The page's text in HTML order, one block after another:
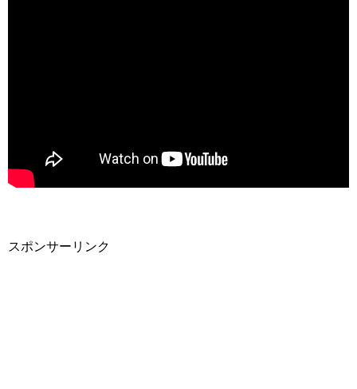
スポンサーリンク